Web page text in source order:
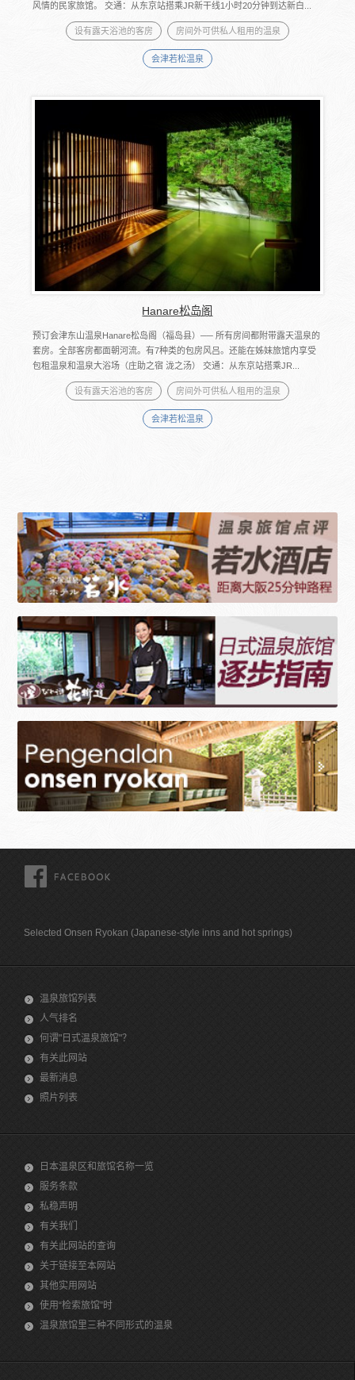
风情的民家旅馆。 交通：从东京站搭乘JR新干线1小时20分钟到达新白...
设有露天浴池的客房 房间外可供私人租用的温泉
会津若松温泉
Hanare松岛阁
预订会津东山温泉Hanare松岛阁（福岛县）── 所有房间都附带露天温泉的
套房。全部客房都面朝河流。有7种类的包房风吕。还能在姊妹旅馆内享受
包租温泉和温泉大浴场（庄助之宿 泷之汤） 交通：从东京站搭乘JR...
设有露天浴池的客房 房间外可供私人租用的温泉
会津若松温泉
Selected Onsen Ryokan (Japanese-style inns and hot springs)
温泉旅馆列表
人气排名
何谓"日式温泉旅馆"？
有关此网站
最新消息
照片列表
日本温泉区和旅馆名称一览
服务条款
私稳声明
有关我们
有关此网站的查询
关于链接至本网站
其他实用网站
使用“检索旅馆”时
温泉旅馆里三种不同形式的温泉